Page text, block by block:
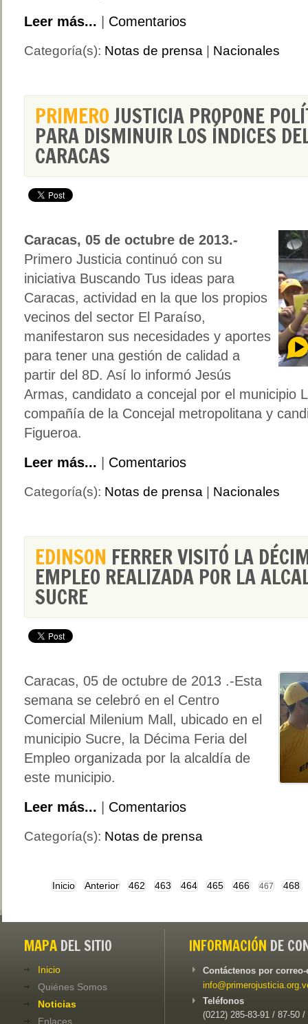
Leer más...
Comentarios
Categoría(s): Notas de prensa Nacionales
PRIMEROJUSTICIA PROPONE
PARA DISMINUIR LOS ÍNDICES
CARACAS
Caracas, 05 de octubre de 2013.-
Primero Justicia continuó con su
iniciativa Buscando Tus ideas para
Caracas, actividad en la que los propios
vecinos del sector El Paraíso,
manifestaron sus necesidades y aportes
para tener una gestión de calidad a
partir del 8D. Así lo informó Jesús
Armas, candidato a concejal por el municipio
compañía de la Concejal metropolitana y
Figueroa.
Leer más...
Comentarios
Categoría(s): Notas de prensa Nacionales
EDINSON FERRER VISITÓ LA
EMPLEO REALIZADA POR LA
SUCRE
Caracas, 05 de octubre de 2013 .-Esta
semana se celebró en el Centro
Comercial Milenium Mall, ubicado en el
municipio Sucre, la Décima Feria del
Empleo organizada por la alcaldía de
este municipio.
Leer más...
Comentarios
Categoría(s): Notas de prensa
Inicio Anterior 462 463 464 465 466 467 468
MAPA DEL SITIO
Inicio
Quiénes Somos
Noticias
Enlaces
INFORMACIÓN DE
Contáctenos por
Teléfonos
(0212) 285-83-91 / 87-50 /